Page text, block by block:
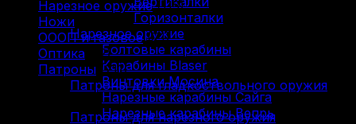
Горизонталки
Нарезное оружие
Болтовые карабины
Карабины Blaser
Винтовки Мосина
Нарезные карабины Сайга
Нарезные карабины Вепрь
Нарезное оружие (115)
Ножи
ОООП и газовое (71)
Оптика
(12)
Патроны (211)
Патроны для гладкоствольного оружия
Патроны для нарезного оружия